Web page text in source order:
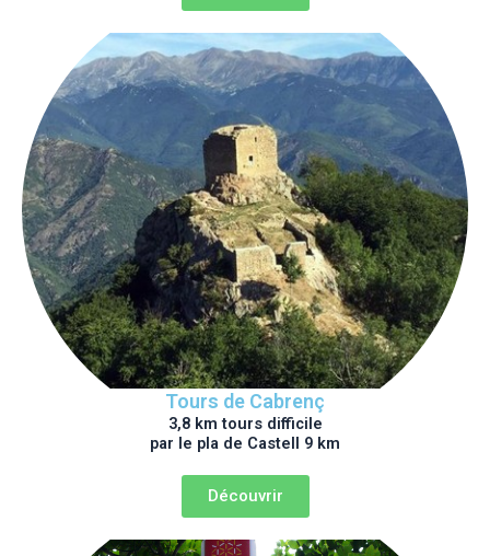
Tours de Cabrenç
3,8 km tours difficile
par le pla de Castell 9 km
Découvrir